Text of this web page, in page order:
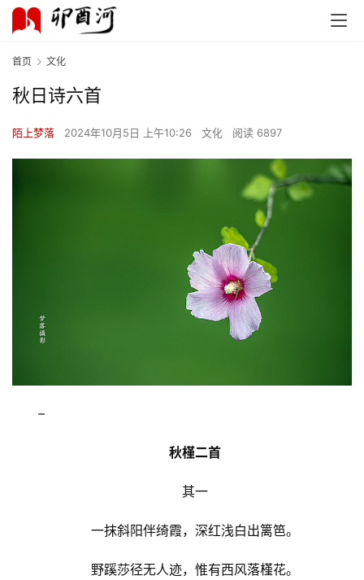
首页 文化
秋日诗六首
陌上梦落 2024年10月5日 上午10:26 文化 阅读 6897
–
秋槿二首
其一
一抹斜阳伴绮霞，深红浅白出篱笆。
野蹊莎径无人迹，惟有西风落槿花。